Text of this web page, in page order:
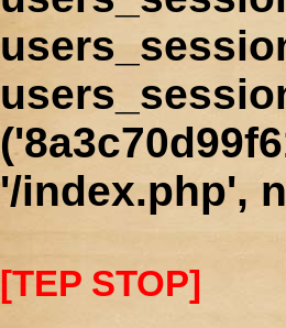
'/index.php',
[TEP STOP]